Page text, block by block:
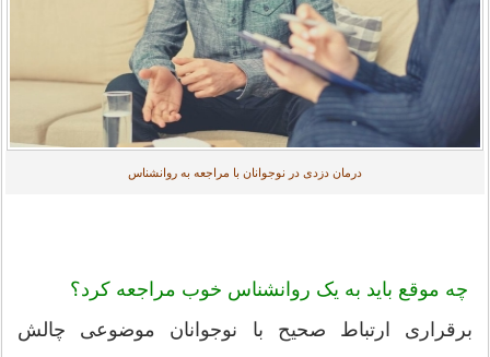
درمان دزدی در نوجوانان با مراجعه به روانشناس
چه موقع باید به یک روانشناس خوب مراجعه کرد؟
برقراری ارتباط صحیح با نوجوانان موضوعی چالش